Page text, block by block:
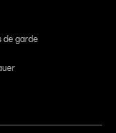
de garde